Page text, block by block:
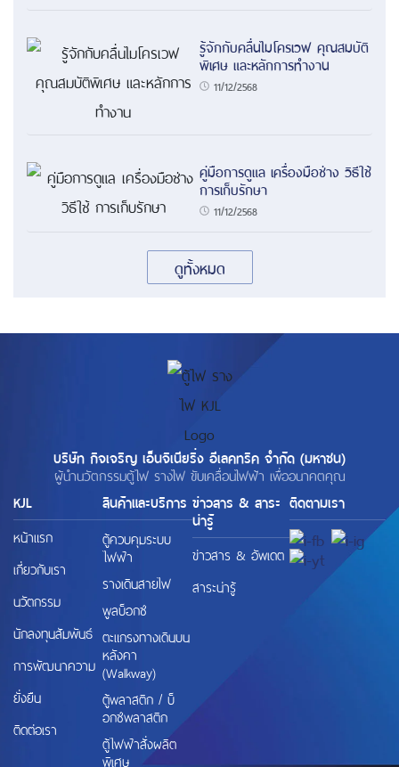
รู้จักกับคลื่นไมโครเวฟ คุณสมบัติ
พิเศษ และหลักการทำงาน
11/12/2568
คู่มือการดูแล เครื่องมือช่าง วิธีใช้
การเก็บรักษา
11/12/2568
ดูทั้งหมด
บริษัท กิจเจริญ เอ็นจิเนียริ่ง อีเลคทริค จำกัด (มหาชน)
ผู้นำนวัตกรรมตู้ไฟ รางไฟ ขับเคลื่อนไฟฟ้า เพื่ออนาคตคุณ
KJL
หน้าแรก
เกี่ยวกับเรา
นวัตกรรม
นักลงทุนสัมพันธ์
การพัฒนาความ
ยั่งยืน
ติดต่อเรา
สินค้าและบริการ
ตู้ควบคุมระบบ
ไฟฟ้า
รางเดินสายไฟ
พูลบ็อกซ์
ตะแกรงทางเดินบน
หลังคา
(Walkway)
ตู้พลาสติก / บ็
อกซ์พลาสติก
ตู้ไฟฟ้าสั่งผลิต
พิเศษ
ข่าวสาร & สาระ
น่ารู้
ข่าวสาร & อัพเดต
สาระน่ารู้
ติดตามเรา